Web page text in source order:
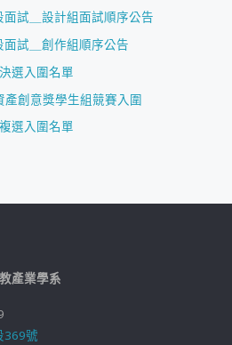
試＿設計組面試順序公告
試＿創作組順序公告
選入圍名單
產創意獎學生組競賽入圍
選入圍名單
產業學系
369號